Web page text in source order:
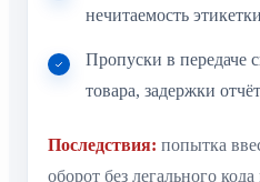
нечитаемость этикетки
Пропуски в передаче
товара, задержки
Последствия: попытка
оборот без легального